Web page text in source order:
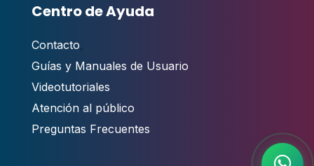
Centro de Ayuda
Contacto,
Guías y Manuales de Usuario
Videotutoriales
Atención al público
Preguntas Frecuentes